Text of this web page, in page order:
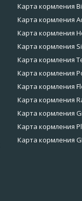
Карта кормления
Карта кормления
Карта кормления
Карта кормления
Карта кормления
Карта кормления
Карта кормления
Карта кормления
Карта кормления
Карта кормления
Карта кормления